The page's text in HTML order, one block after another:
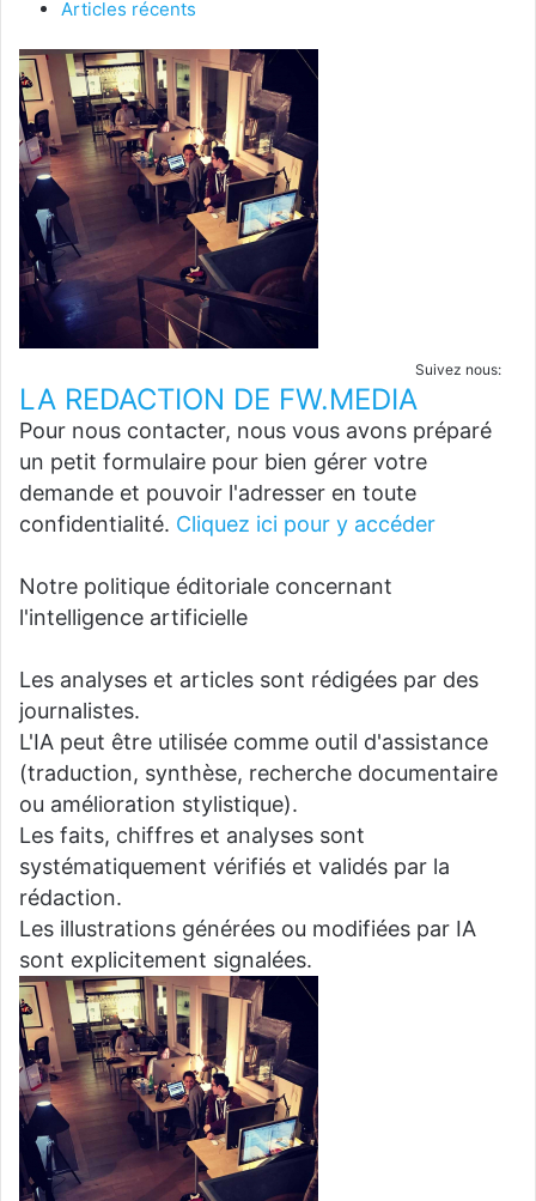
Articles récents
Suivez nous:
LA REDACTION DE FW.MEDIA
Pour nous contacter, nous vous avons préparé
un petit formulaire pour bien gérer votre
demande et pouvoir l'adresser en toute
confidentialité. Cliquez ici pour y accéder
Notre politique éditoriale concernant
l'intelligence artificielle
Les analyses et articles sont rédigées par des
journalistes.
L'IA peut être utilisée comme outil d'assistance
(traduction, synthèse, recherche documentaire
ou amélioration stylistique).
Les faits, chiffres et analyses sont
systématiquement vérifiés et validés par la
rédaction.
Les illustrations générées ou modifiées par IA
sont explicitement signalées.